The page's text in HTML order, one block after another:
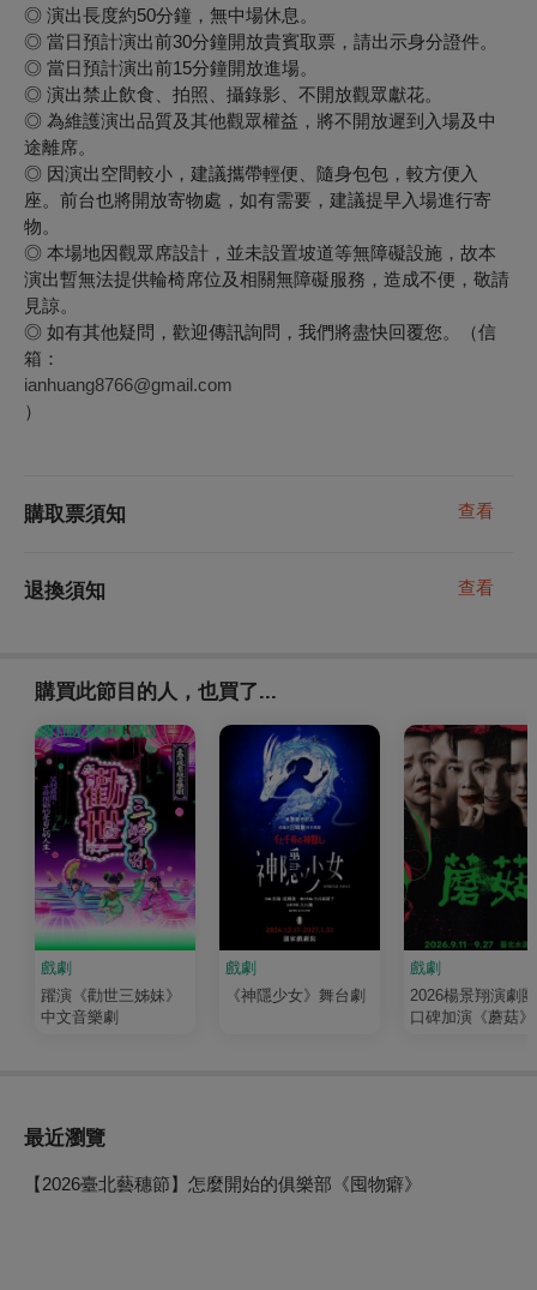
◎ 演出長度約50分鐘，無中場休息。
◎ 當日預計演出前30分鐘開放貴賓取票，請出示身分證件。
◎ 當日預計演出前15分鐘開放進場。
◎ 演出禁止飲食、拍照、攝錄影、不開放觀眾獻花。
◎ 為維護演出品質及其他觀眾權益，將不開放遲到入場及中
途離席。
◎ 因演出空間較小，建議攜帶輕便、隨身包包，較方便入
座。前台也將開放寄物處，如有需要，建議提早入場進行寄
物。
◎ 本場地因觀眾席設計，並未設置坡道等無障礙設施，故本
演出暫無法提供輪椅席位及相關無障礙服務，造成不便，敬請
見諒。
◎ 如有其他疑問，歡迎傳訊詢問，我們將盡快回覆您。
（信
箱：
ianhuang8766@gmail.com
）
購取票須知 查看
退換須知 查看
購買此節目的人，也買了...
戲劇
躍演《勸世三姊妹》
中文音樂劇
戲劇
《神隱少女》舞台劇
戲劇
2026楊景翔演劇
口碑加演《蘑菇》
最近瀏覽
【2026臺北藝穗節】怎麼開始的俱樂部《囤物癖》